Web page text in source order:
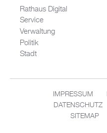
Rathaus Digital
Service
Verwaltung
Politik
Stadt
IMPRESSUM
DATENSCHUTZ
SITEMAP